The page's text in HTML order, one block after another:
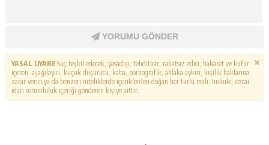
YORUMU GÖNDER
YASAL UYARI!Suç teşkil edecek, yasadışı, tehditkar, rahatsız edici, hakaret ve küfür
içeren, aşağılayıcı, küçük düşürücü, kaba, pornografik, ahlaka aykırı, kişilik haklarına
zarar verici ya da benzeri niteliklerde içeriklerden doğan her türlü mali, hukuki, cezai,
idari sorumluluk içeriği gönderen kişiye aittir.